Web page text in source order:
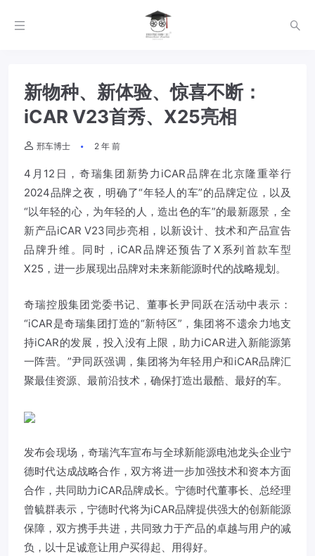
新物种、新体验、惊喜不断：
iCAR V23首秀、X25亮相
邢车博士 2 年 前
4月12日，奇瑞集团新势力iCAR品牌在北京隆重举行
2024品牌之夜，明确了“年轻人的车”的品牌定位，以及
“以年轻的心，为年轻的人，造出色的车”的最新愿景，全
新产品iCAR V23同步亮相，以新设计、技术和产品宣告
品牌升维。同时，iCAR品牌还预告了X系列首款车型
X25，进一步展现出品牌对未来新能源时代的战略规划。
奇瑞控股集团党委书记、董事长尹同跃在活动中表示：
“iCAR是奇瑞集团打造的“新特区”，集团将不遗余力地支
持iCAR的发展，投入没有上限，助力iCAR进入新能源第
一阵营。”尹同跃强调，集团将为年轻用户和iCAR品牌汇
聚最佳资源、最前沿技术，确保打造出最酷、最好的车。
发布会现场，奇瑞汽车宣布与全球新能源电池龙头企业宁
德时代达成战略合作，双方将进一步加强技术和资本方面
合作，共同助力iCAR品牌成长。宁德时代董事长、总经理
曾毓群表示，宁德时代将为iCAR品牌提供强大的创新能源
保障，双方携手共进，共同致力于产品的卓越与用户的减
负，以十足诚意让用户买得起、用得好。